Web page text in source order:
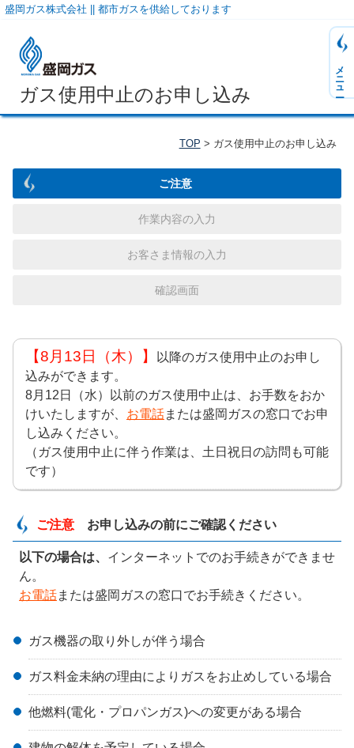
盛岡ガス株式会社 || 都市ガスを供給しております
メニュー
ガス使用中止のお申し込み
TOP > ガス使用中止のお申し込み
ご注意
作業内容の入力
お客さま情報の入力
確認画面
【8月13日（木）】
以降のガス使用中止のお申し
込みができます。
8月12日（水）以前のガス使用中止は、お手数をおか
けいたしますが、 お電話または盛岡ガスの窓口でお申
し込みください。
（ガス使用中止に伴う作業は、土日祝日の訪問も可能
です）
ご注意 お申し込みの前にご確認ください
以下の場合は、 インターネットでのお手続きができませ
ん。
お電話または盛岡ガスの窓口でお手続きください。
ガス機器の取り外しが伴う場合
ガス料金未納の理由によりガスをお止めしている場合
他燃料(電化・プロパンガス)への変更がある場合